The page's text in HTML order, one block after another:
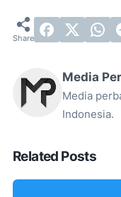
Media
Media
Indonesia.
Related Posts